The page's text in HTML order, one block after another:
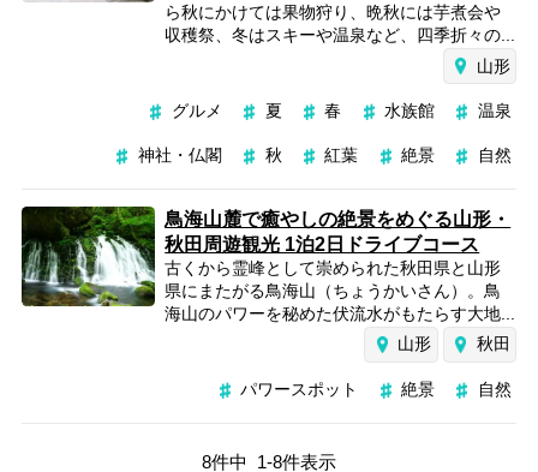
ら秋にかけては果物狩り、晩秋には芋煮会や
収穫祭、冬はスキーや温泉など、四季折々の...
山形
グルメ 夏 春 水族館 温泉
神社・仏閣 秋 紅葉 絶景 自然
鳥海山麓で癒やしの絶景をめぐる山形・
秋田周遊観光 1泊2日ドライブコース
古くから霊峰として崇められた秋田県と山形
県にまたがる鳥海山（ちょうかいさん）。鳥
海山のパワーを秘めた伏流水がもたらす大地...
山形
秋田
パワースポット 絶景 自然
8件中 1-8件表示